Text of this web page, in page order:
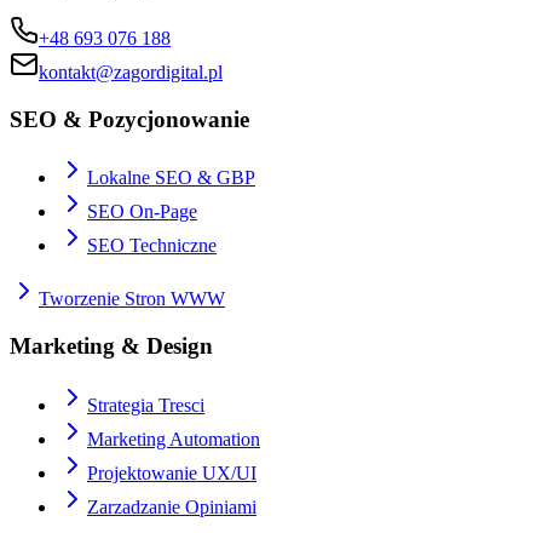
+48 693 076 188
kontakt@zagordigital.pl
SEO & Pozycjonowanie
Lokalne SEO & GBP
SEO On-Page
SEO Techniczne
Tworzenie Stron WWW
Marketing & Design
Strategia Tresci
Marketing Automation
Projektowanie UX/UI
Zarzadzanie Opiniami